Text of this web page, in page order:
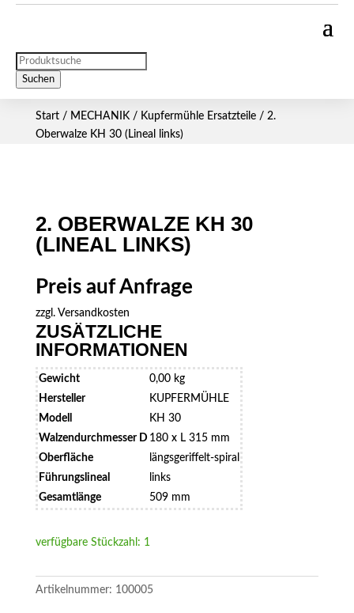
Products
search
Suchen
Start/ MECHANIK/ Kupfermühle Ersatzteile/ 2.
Oberwalze KH 30 (Lineal links)
2. OBERWALZE KH 30
(LINEAL LINKS)
Preis auf Anfrage
zzgl. Versandkosten
ZUSÄTZLICHE
INFORMATIONEN
Gewicht
0,00 kg
Hersteller
KUPFERMÜHLE
Modell
KH 30
Walzendurchmesser D 180 x L 315 mm
Oberfläche
längsgeriffelt-spiral
Führungslineal
links
Gesamtlänge
509 mm
verfügbare Stückzahl: 1
Artikelnummer: 100005